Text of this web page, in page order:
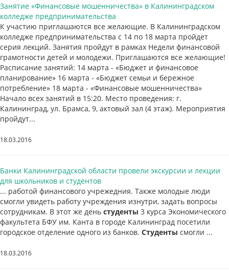
Занятие «Финансовые мошенничества» в Калининградском
колледже предпринимательства
К участию приглашаются все желающие. В Калининградском
колледже предпринимательства с 14 по 18 марта пройдет
серия лекций. Занятия пройдут в рамках Недели финансовой
грамотности детей и молодежи. Приглашаются все желающие!
Расписание занятий: 14 марта - «Бюджет и финансовое
планирование» 16 марта - «Бюджет семьи и бережное
потребление» 18 марта - «Финансовые мошенничества»
Начало всех занятий в 15:20. Место проведения: г.
Калининград, ул. Брамса, 9, актовый зал (4 этаж). Мероприятия
пройдут...
18.03.2016
Банки Калининградской области провели экскурсии и лекции
для школьников и студентов
... работой финансового учрежедния. Также молодые люди
смогли увидеть работу учреждения изнутри, задать вопросы
сотрудникам. В этот же день студенты 3 курса Экономического
факультета БФУ им. Канта в городе Калининград посетили
городское отделение одного из банков. Студенты смогли ...
18.03.2016